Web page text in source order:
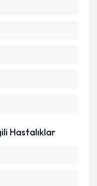
Hastalıklar